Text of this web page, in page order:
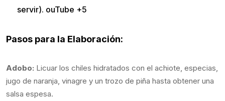
servir). ouTube +5
Pasos para la Elaboración:
Adobo: Licuar los chiles hidratados con el achiote, especias,
jugo de naranja, vinagre y un trozo de piña hasta obtener una
salsa espesa.